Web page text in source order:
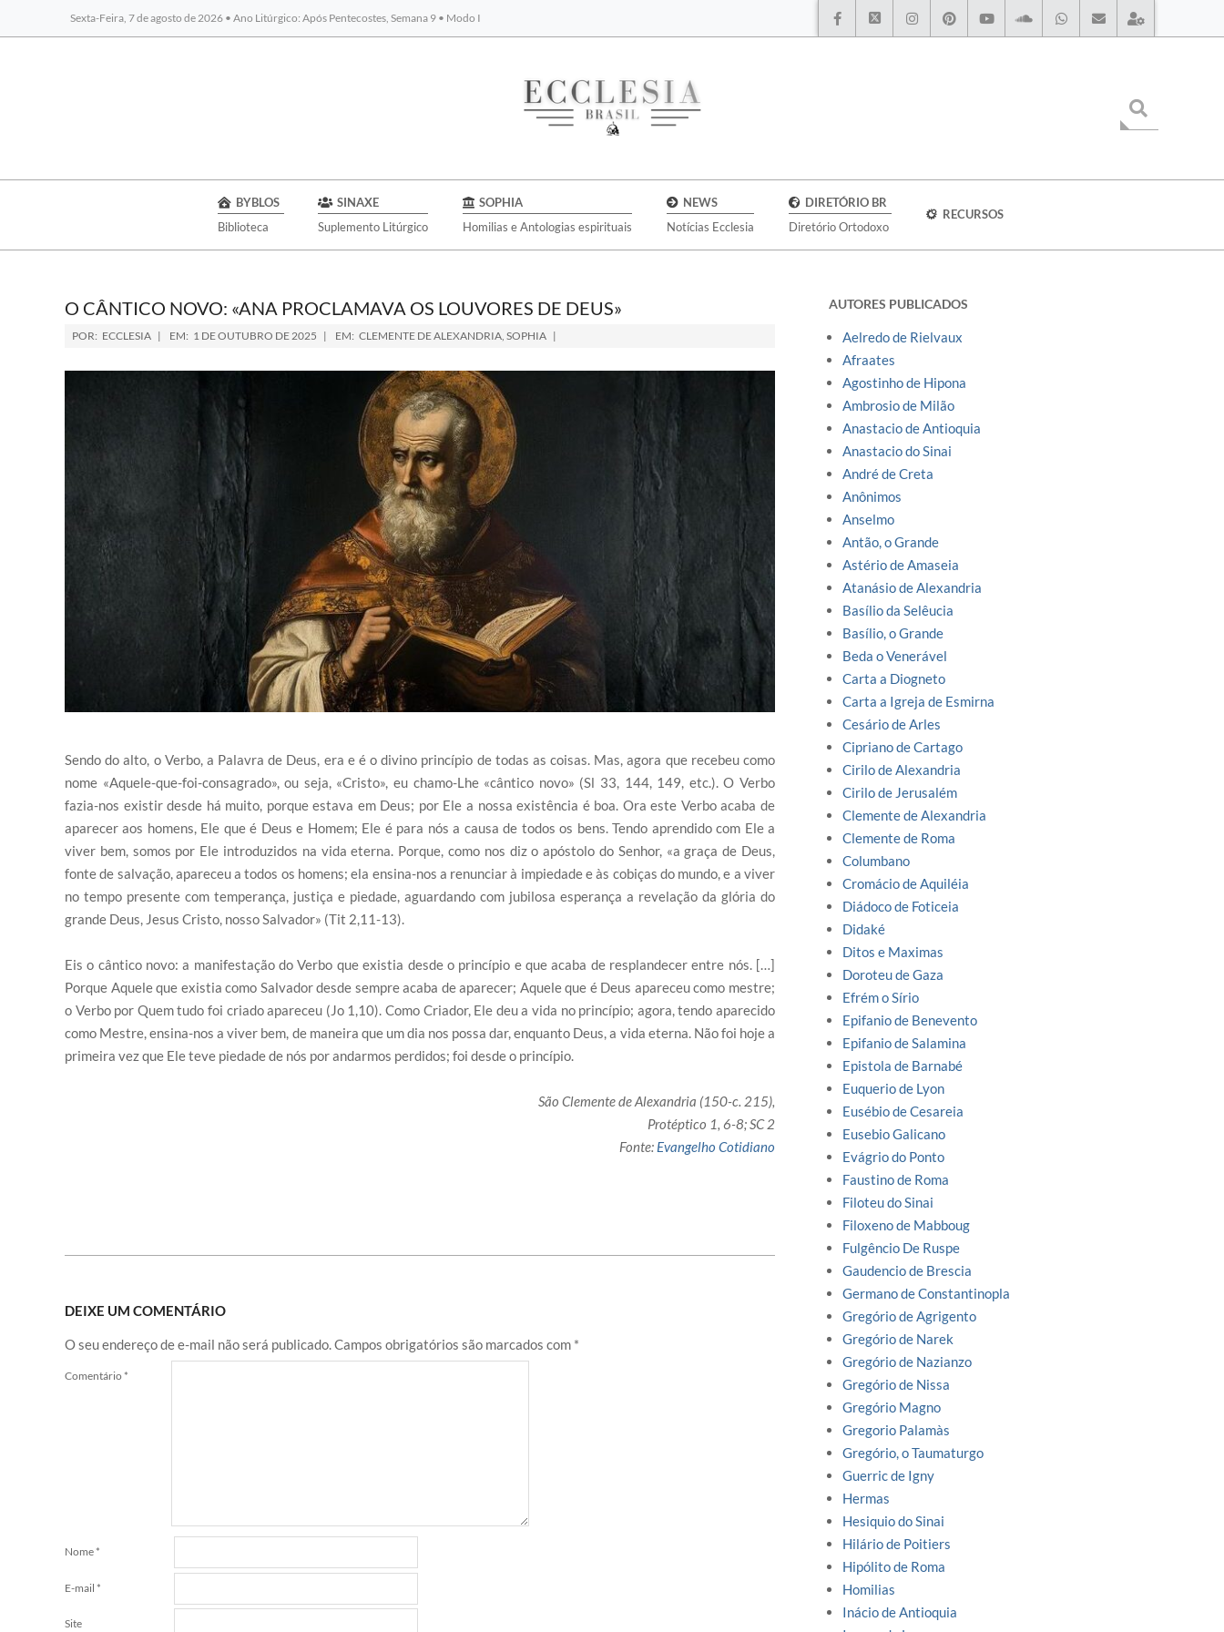
Sexta-Feira, 7 de agosto de 2026 • Ano Litúrgico: Após Pentecostes, Semana 9 • Modo I
BYBLOS
BYBLOS
Biblioteca
SINAXE
Suplemento Litúrgico
SOPHIA
Homilias e Antologias espirituais
NEWS
Notícias Ecclesia
DIRETÓRIO BR
Diretório Ortodoxo
RECURSOS
O CÂNTICO NOVO: «ANA PROCLAMAVA OS LOUVORES DE DEUS»
POR: ECCLESIA EM: 1 DE OUTUBRO DE 2025 EM: CLEMENTE DE ALEXANDRIA, SOPHIA
Sendo do alto, o Verbo, a Palavra de Deus, era e é o divino princípio de todas as coisas. Mas, agora que recebeu como
nome «Aquele-que-foi-consagrado», ou seja, «Cristo», eu chamo-Lhe «cântico novo» (Sl 33, 144, 149, etc.). O Verbo
fazia-nos existir desde há muito, porque estava em Deus; por Ele a nossa existência é boa. Ora este Verbo acaba de
aparecer aos homens, Ele que é Deus e Homem; Ele é para nós a causa de todos os bens. Tendo aprendido com Ele a
viver bem, somos por Ele introduzidos na vida eterna. Porque, como nos diz o apóstolo do Senhor, «a graça de Deus,
fonte de salvação, apareceu a todos os homens; ela ensina-nos a renunciar à impiedade e às cobiças do mundo, e a viver
no tempo presente com temperança, justiça e piedade, aguardando com jubilosa esperança a revelação da glória do
grande Deus, Jesus Cristo, nosso Salvador» (Tit 2,11-13).
Eis o cântico novo: a manifestação do Verbo que existia desde o princípio e que acaba de resplandecer entre nós. […]
Porque Aquele que existia como Salvador desde sempre acaba de aparecer; Aquele que é Deus apareceu como mestre;
o Verbo por Quem tudo foi criado apareceu (Jo 1,10). Como Criador, Ele deu a vida no princípio; agora, tendo aparecido
como Mestre, ensina-nos a viver bem, de maneira que um dia nos possa dar, enquanto Deus, a vida eterna. Não foi hoje a
primeira vez que Ele teve piedade de nós por andarmos perdidos; foi desde o princípio.
São Clemente de Alexandria (150-c. 215),
Protéptico 1, 6-8; SC 2
Fonte: Evangelho Cotidiano
DEIXE UM COMENTÁRIO
O seu endereço de e-mail não será publicado.Campos obrigatórios são marcados com *
Comentário *
Nome *
E-mail *
Site
AUTORES PUBLICADOS
Aelredo de Rielvaux
Afraates
Agostinho de Hipona
Ambrosio de Milão
Anastacio de Antioquia
Anastacio do Sinai
André de Creta
Anônimos
Anselmo
Antão, o Grande
Astério de Amaseia
Atanásio de Alexandria
Basílio da Selêucia
Basílio, o Grande
Beda o Venerável
Carta a Diogneto
Carta a Igreja de Esmirna
Cesário de Arles
Cipriano de Cartago
Cirilo de Alexandria
Cirilo de Jerusalém
Clemente de Alexandria
Clemente de Roma
Columbano
Cromácio de Aquiléia
Diádoco de Foticeia
Didaké
Ditos e Maximas
Doroteu de Gaza
Efrém o Sírio
Epifanio de Benevento
Epifanio de Salamina
Epistola de Barnabé
Euquerio de Lyon
Eusébio de Cesareia
Eusebio Galicano
Evágrio do Ponto
Faustino de Roma
Filoteu do Sinai
Filoxeno de Mabboug
Fulgêncio De Ruspe
Gaudencio de Brescia
Germano de Constantinopla
Gregório de Agrigento
Gregório de Narek
Gregório de Nazianzo
Gregório de Nissa
Gregório Magno
Gregorio Palamàs
Gregório, o Taumaturgo
Guerric de Igny
Hermas
Hesiquio do Sinai
Hilário de Poitiers
Hipólito de Roma
Homilias
Inácio de Antioquia